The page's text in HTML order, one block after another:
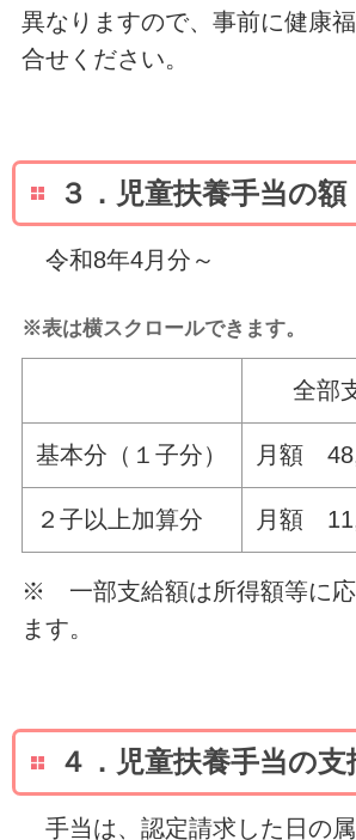
異なりますので、事前に健康
合せください。
３．児童扶養手当の額
令和8年4月分～
※表は横スクロールできます。
全部
基本分（１子分） 月額
２子以上加算分 月額
※ 一部支給額は所得額等に
ます。
４．児童扶養手当の支
手当は、認定請求した日の